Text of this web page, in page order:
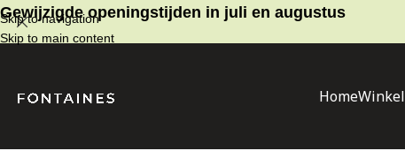
Skip to navigation
Skip to main content
Gewijzigde openingstijden in juli en augustus
HomeWinkel